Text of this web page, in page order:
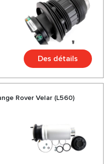
Des détails
Rover Velar (L560)